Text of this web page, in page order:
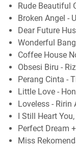
Rude Beautiful
Broken Angel -
Dear Future
Wonderful
Coffee House
Obsesi Biru -
Perang Cinta -
Little Love -
Loveless - Ririn
I Still Heart
Perfect Dream
Miss